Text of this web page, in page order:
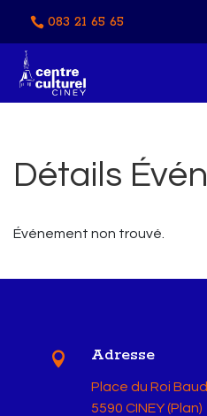
083 21 65 65
Détails
Événement non trouvé.
 Adresse
Place du Roi
5590 CINEY (Plan)